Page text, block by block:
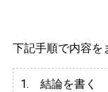
下記手順で内容を
1. 結論を書く